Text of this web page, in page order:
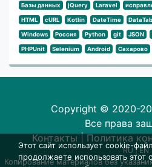
Базы данных jQuery Laravel
HTML cURL Kotlin DateTime
Windows Россия Python git JSON
PHPUnit Selenium Android Сахарово
Copyright © 2020-
Все права
Контакты
Политика
RU |EN
Копирование материалов без
Этот сайт использует cookie-
продолжаете использовать этот